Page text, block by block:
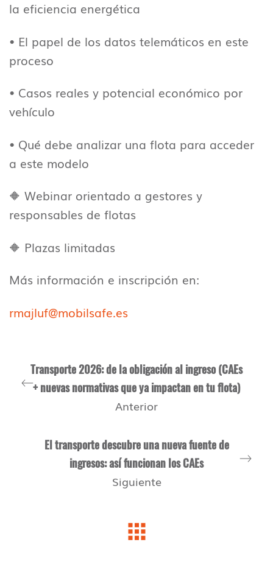
la eficiencia energética
• El papel de los datos telemáticos en este
proceso
• Casos reales y potencial económico por
vehículo
• Qué debe analizar una flota para acceder
a este modelo
🔶 Webinar orientado a gestores y
responsables de flotas
🔶 Plazas limitadas
Más información e inscripción en:
rmajluf@mobilsafe.es
Transporte 2026: de la obligación al ingreso (CAEs
+ nuevas normativas que ya impactan en tu flota)
Anterior
El transporte descubre una nueva fuente de
ingresos: así funcionan los CAEs
Siguiente